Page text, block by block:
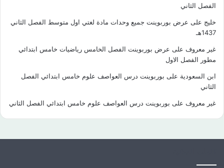
الفصل الثاني
خليج على عرض بوربوينت جميع وحدات مادة لغتي اول متوسط الفصل الثاني
1437هـ
غير معروف على عرض بوربوينت الفصل الخامس رياضيات خامس ابتدائي
مطور الفصل الاول
ابن السعودية على بوربوينت درس العواصف علوم خامس ابتدائي الفصل
الثاني
غير معروف على بوربوينت درس العواصف علوم خامس ابتدائي الفصل الثاني